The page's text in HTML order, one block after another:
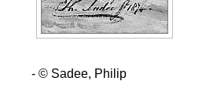
- © Sadee, Philip